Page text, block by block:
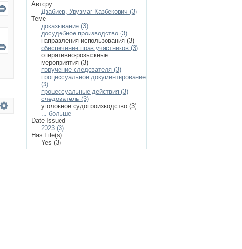
Автору
Дзабиев, Урузмаг Казбекович (3)
Теме
доказывание (3)
досудебное производство (3)
направления использования (3)
обеспечение прав участников (3)
оперативно-розыскные
мероприятия (3)
поручение следователя (3)
процессуальное документирование
(3)
процессуальные действия (3)
следователь (3)
уголовное судопроизводство (3)
... больше
Date Issued
2023 (3)
Has File(s)
Yes (3)